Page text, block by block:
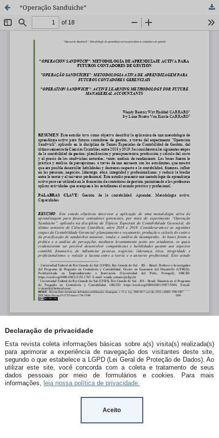
Declaração de privacidade
Esta revista coleta informações básicas sobre a(s) visita(s) realizada(s)
para aprimorar a experiência de navegação dos visitantes deste site,
segundo o que estabelece a LGPD (Lei Geral de Proteção de Dados). Ao
utilizar este site, você concorda com a coleta e tratamento de seus
dados pessoais por meio de formulários e cookies. Para mais
informações, leia nossa política de privacidade.
Aceito
“Operação Sanduíche”